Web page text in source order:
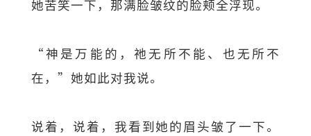
她苦笑一下，那满脸皱纹的脸颊全浮现。
“神是万能的，祂无所不能、也无所不
在，”她如此对我说。
说着，说着，我看到她的眉头皱了一下。